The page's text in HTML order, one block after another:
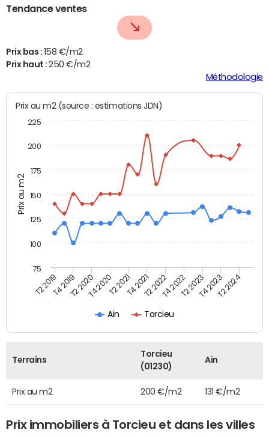
Tendance ventes
Prix bas : 158 €/m2
Prix haut :250 €/m2
Méthodologie
Prix au m2
Prix au m2 (source : estimations JDN)
Ain Torcieu
T2 2019T4 2019T2 2020T4 2020T2 2021T4 2021T2 2022T4 2022T2 2023T4 2023T2 2024
75
100
125
150
175
200
225
Terrains
Torcieu
(01230)
Ain
Prix au m2 200 €/m2 131 €/m2
Prix immobiliers à Torcieu et dans les villes